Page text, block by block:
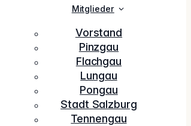
Mitglieder
Vorstand
Pinzgau
Flachgau
Lungau
Pongau
Stadt Salzburg
Tennengau